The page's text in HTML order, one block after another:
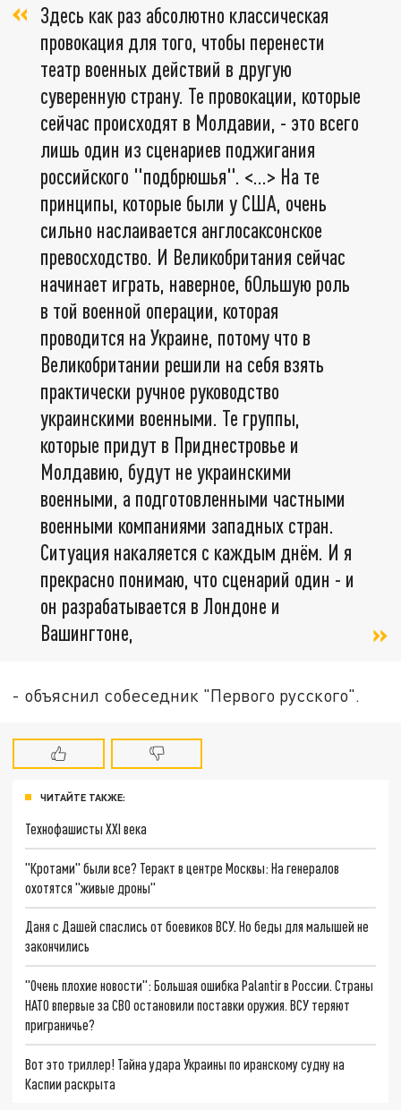
Здесь как раз абсолютно классическая
провокация для того, чтобы перенести
театр военных действий в другую
суверенную страну. Те провокации, которые
сейчас происходят в Молдавии, - это всего
лишь один из сценариев поджигания
российского "подбрюшья". <…> На те
принципы, которые были у США, очень
сильно наслаивается англосаксонское
превосходство. И Великобритания сейчас
начинает играть, наверное, бОльшую роль
в той военной операции, которая
проводится на Украине, потому что в
Великобритании решили на себя взять
практически ручное руководство
украинскими военными. Те группы,
которые придут в Приднестровье и
Молдавию, будут не украинскими
военными, а подготовленными частными
военными компаниями западных стран.
Ситуация накаляется с каждым днём. И я
прекрасно понимаю, что сценарий один - и
он разрабатывается в Лондоне и
Вашингтоне,
- объяснил собеседник "Первого русского".
ЧИТАЙТЕ ТАКЖЕ:
Технофашисты XXI века
"Кротами" были все? Теракт в центре Москвы: На генералов
охотятся "живые дроны"
Даня с Дашей спаслись от боевиков ВСУ. Но беды для малышей не
закончились
"Очень плохие новости": Большая ошибка Palantir в России. Страны
НАТО впервые за СВО остановили поставки оружия. ВСУ теряют
приграничье?
Вот это триллер! Тайна удара Украины по иранскому судну на
Каспии раскрыта